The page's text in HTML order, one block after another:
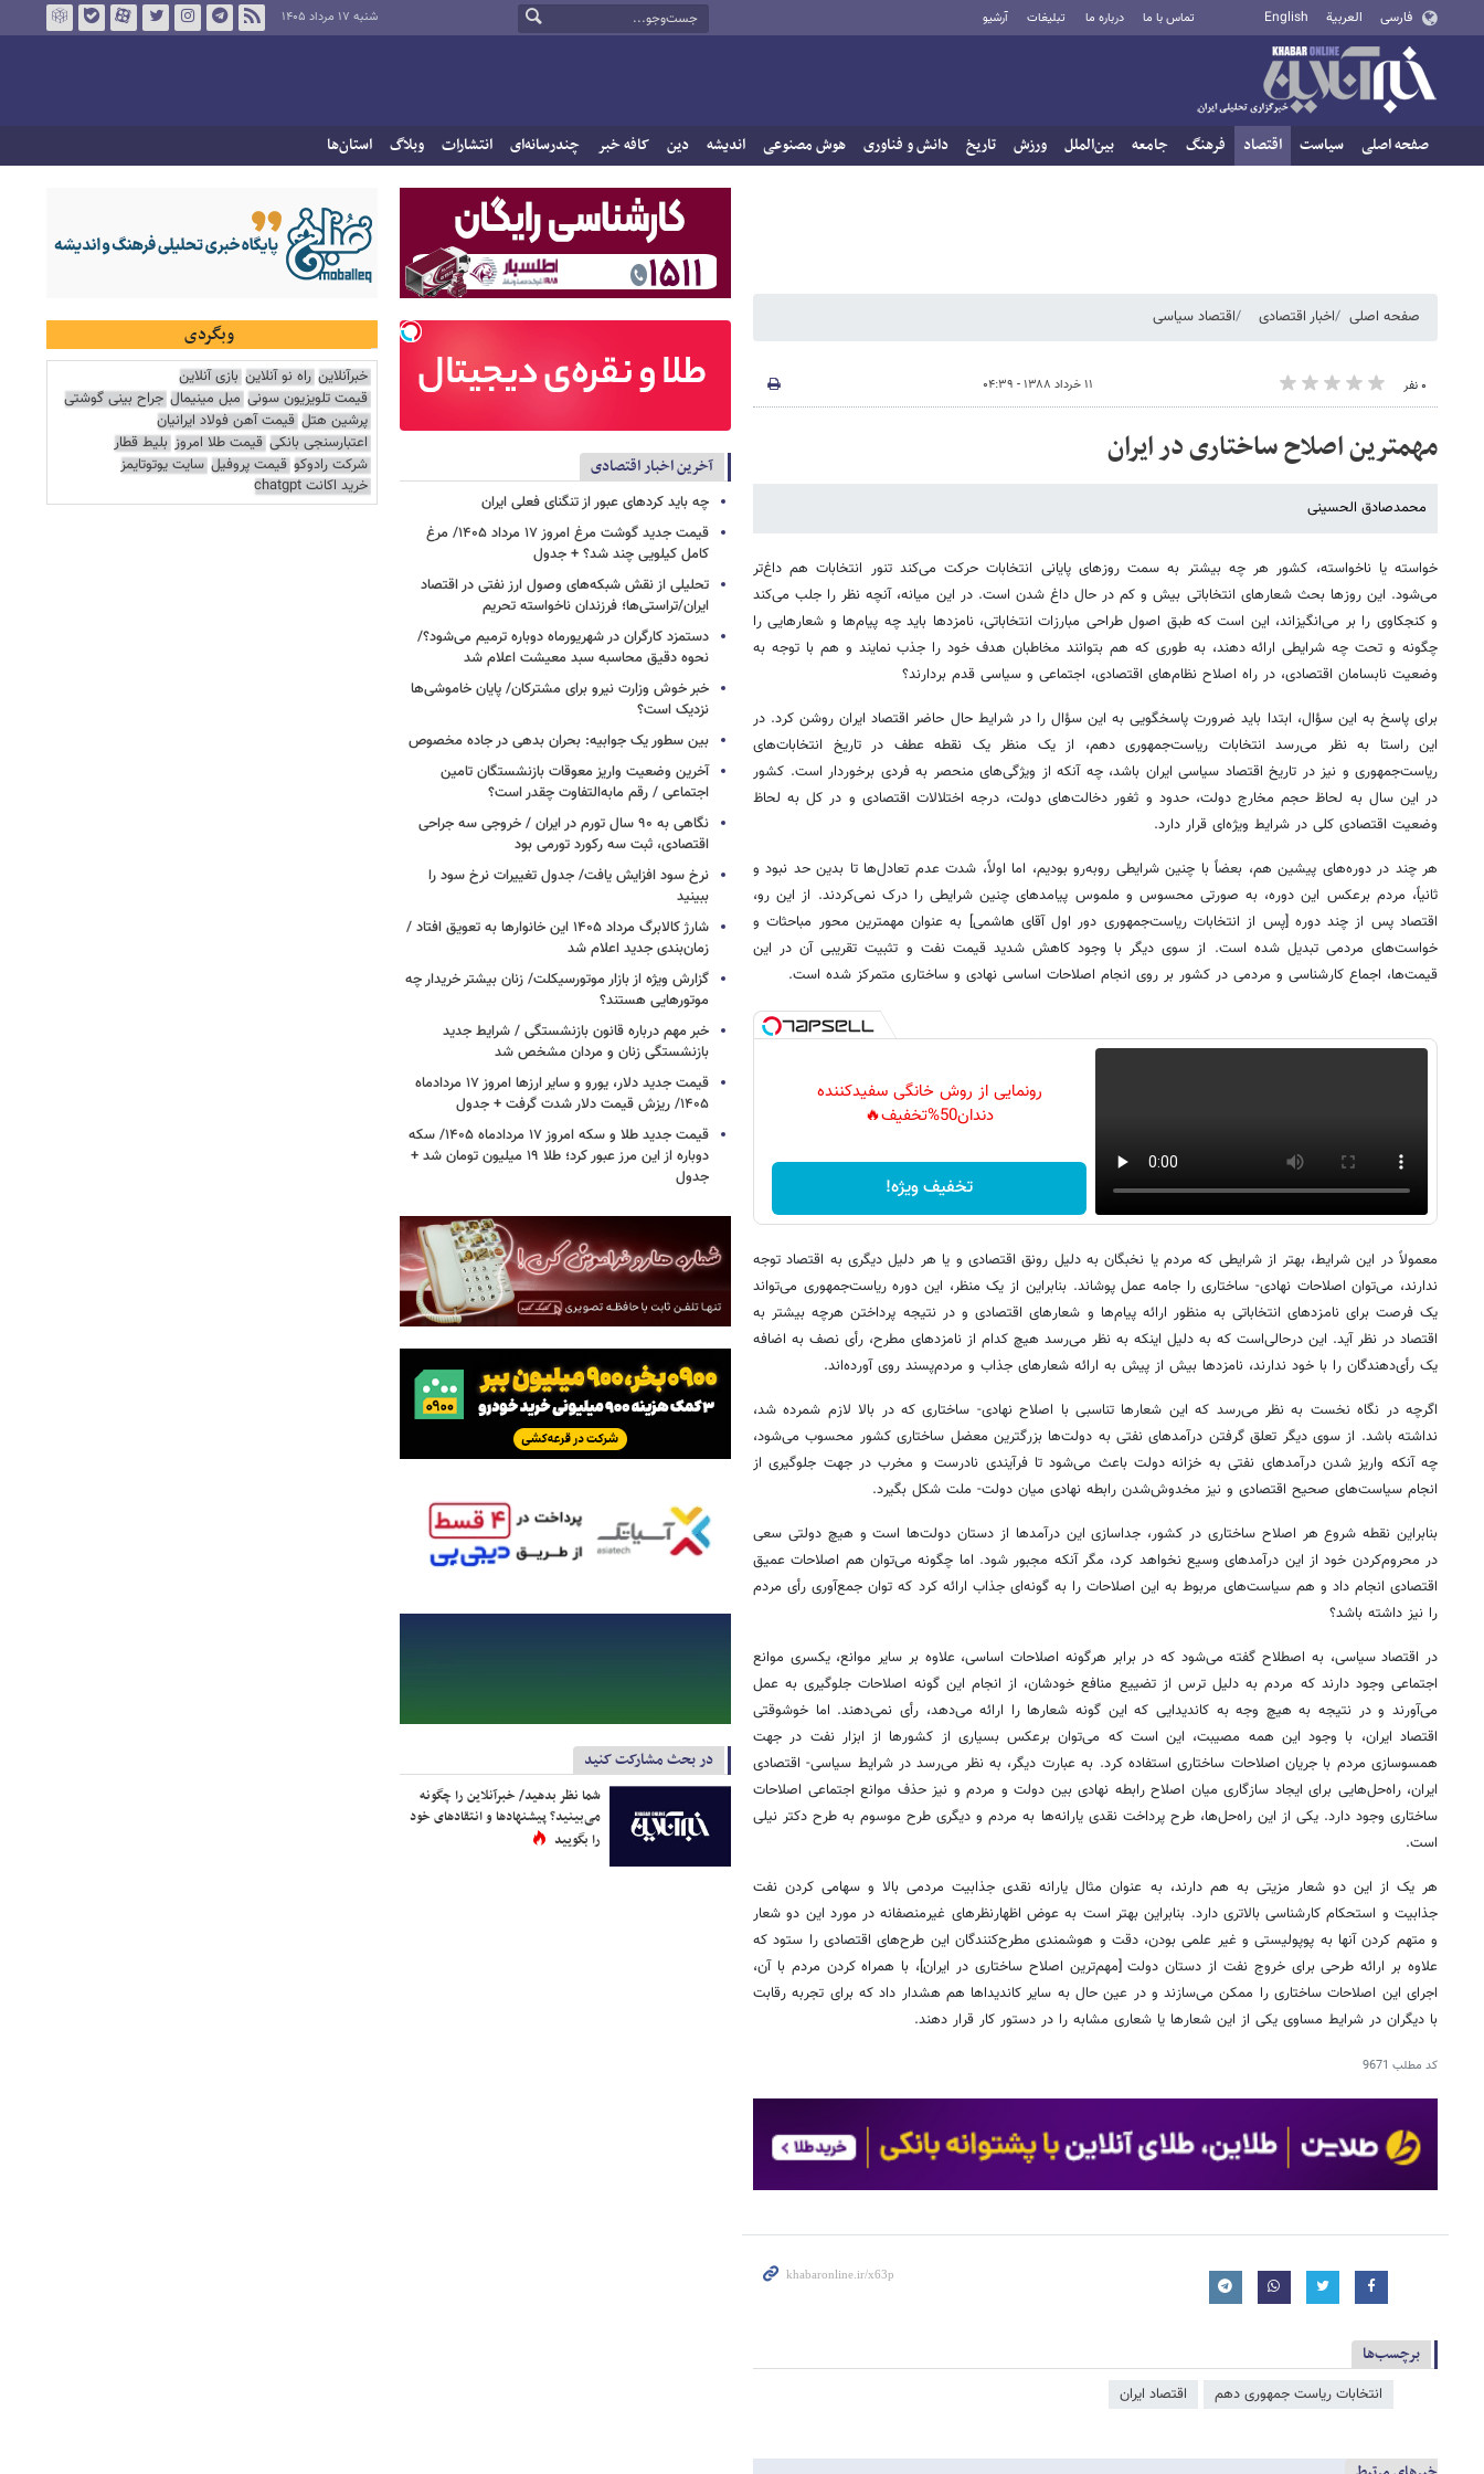
فارسی العربية English تماس با ما درباره ما تبلیغات آرشیو شنبه ۱۷ مرداد ۱۴۰۵
صفحه اصلی سیاست اقتصاد فرهنگ جامعه بین‌الملل ورزش تاریخ دانش و فناوری هوش مصنوعی اندیشه دین کافه خبر چندرسانه‌ای انتشارات وبلاگ استان‌ها
صفحه اصلی اخبار اقتصادی اقتصاد سیاسی
۰ نفر ۱۱ خرداد ۱۳۸۸ - ۰۴:۳۹
مهمترین اصلاح ساختاری در ایران
محمدصادق الحسینی
خواسته یا ناخواسته، کشور هر چه بیشتر به سمت روزهای پایانی انتخابات حرکت می‌کند تنور انتخابات هم داغ‌تر
می‌شود. این روزها بحث شعارهای انتخاباتی بیش و کم در حال داغ شدن است. در این میانه، آنچه نظر را جلب می‌کند
و کنجکاوی را بر می‌‌‌انگیزاند، این است که طبق اصول طراحی مبارزات انتخاباتی، نامزدها باید چه پیام‌‌ها و شعارهایی را
چگونه و تحت چه شرایطی ارائه دهند، به طوری که هم بتوانند مخاطبان هدف خود را جذب نمایند و هم با توجه به
وضعیت نابسامان اقتصادی، در راه اصلاح نظام‌‌های اقتصادی، اجتماعی و سیاسی قدم بردارند؟
برای پاسخ به این سؤال، ابتدا باید ضرورت پاسخگویی به این سؤال را در شرایط حال حاضر اقتصاد ایران روشن کرد. در
این راستا به نظر می‌‌‌رسد انتخابات ریاست‌‌جمهوری دهم، از یک منظر یک نقطه عطف در تاریخ انتخابات‌‌های
ریاست‌‌جمهوری و نیز در تاریخ اقتصاد سیاسی ایران باشد، چه آنکه از ویژگی‌های منحصر به فردی برخوردار است. کشور
در این سال به لحاظ حجم مخارج دولت، حدود و ثغور دخالت‌‌های دولت، درجه اختلالات اقتصادی و در کل به لحاظ
وضعیت اقتصادی کلی در شرایط ویژه‌ای قرار دارد.
هر چند در دوره‌‌های پیشین هم، بعضاً با چنین شرایطی روبه‌رو بودیم، اما اولاً، شدت عدم تعادل‌ها تا بدین حد نبود و
ثانیاً، مردم برعکس این دوره، به صورتی محسوس و ملموس پیامدهای چنین شرایطی را درک نمی‌‌‌کردند. از این رو،
اقتصاد پس از چند دوره [پس از انتخابات ریاست‌‌جمهوری دور اول آقای هاشمی] به عنوان مهمترین محور مباحثات و
خواست‌‌های مردمی ‌‌‌تبدیل شده است. از سوی دیگر با وجود کاهش شدید قیمت نفت و تثبیت تقریبی آن در این
قیمت‌‌ها، اجماع کارشناسی و مردمی ‌‌‌در کشور بر روی انجام اصلاحات اساسی نهادی و ساختاری متمرکز شده است.
رونمایی از روش خانگی سفیدکننده
دندان50%تخفیف🔥
تخفیف ویژه!
معمولاً در این شرایط، بهتر از شرایطی که مردم یا نخبگان به دلیل رونق اقتصادی و یا هر دلیل دیگری به اقتصاد توجه
ندارند، می‌‌‌توان اصلاحات نهادی- ساختاری را جامه عمل پوشاند. بنابراین از یک منظر، این دوره ریاست‌‌جمهوری می‌‌‌تواند
یک فرصت برای نامزدهای انتخاباتی به منظور ارائه پیام‌‌ها و شعارهای اقتصادی و در نتیجه پرداختن هرچه بیشتر به
اقتصاد در نظر آید. این درحالی‌است که به دلیل اینکه به نظر می‌‌‌رسد هیچ کدام از نامزدهای مطرح، رأی نصف به اضافه
یک رأی‌دهندگان را با خود ندارند، نامزدها بیش از پیش به ارائه شعارهای جذاب و مردم‌پسند روی آورده‌اند.
اگرچه در نگاه نخست به نظر می‌‌‌رسد که این شعارها تناسبی با اصلاح نهادی- ساختاری که در بالا لازم شمرده شد،
نداشته باشد. از سوی دیگر تعلق گرفتن درآمدهای نفتی به دولت‌‌ها بزرگترین معضل ساختاری کشور محسوب می‌شود،
چه آنکه واریز شدن درآمدهای نفتی به خزانه دولت باعث می‌شود تا فرآیندی نادرست و مخرب در جهت جلوگیری از
انجام سیاست‌‌های صحیح اقتصادی و نیز مخدوش‌شدن رابطه نهادی میان دولت- ملت شکل بگیرد.
بنابراین نقطه شروع هر اصلاح ساختاری در کشور، جداسازی این درآمدها از دستان دولت‌ها است و هیچ دولتی سعی
در محروم‌کردن خود از این درآمدهای وسیع نخواهد کرد، مگر آنکه مجبور شود. اما چگونه می‌‌‌توان هم اصلاحات عمیق
اقتصادی انجام داد و هم سیاست‌‌های مربوط به این اصلاحات را به گونه‌ای جذاب ارائه کرد که توان جمع‌آوری رأی مردم
را نیز داشته باشد؟
در اقتصاد سیاسی، به اصطلاح گفته می‌شود که در برابر هرگونه اصلاحات اساسی، علاوه بر سایر موانع، یکسری موانع
اجتماعی وجود دارند که مردم به دلیل ترس از تضییع منافع خودشان، از انجام این گونه اصلاحات جلوگیری به عمل
می‌‌‌آورند و در نتیجه به هیچ وجه به کاندیدایی که این گونه شعارها را ارائه می‌‌‌دهد، رأی نمی‌‌‌دهند. اما خوشوقتی
اقتصاد ایران، با وجود این همه مصیبت، این است که می‌‌‌توان برعکس بسیاری از کشورها از ابزار نفت در جهت
همسوسازی مردم با جریان اصلاحات ساختاری استفاده کرد. به عبارت دیگر، به نظر می‌‌‌رسد در شرایط سیاسی- اقتصادی
ایران، راه‌حل‌‌هایی برای ایجاد سازگاری میان اصلاح رابطه نهادی بین دولت و مردم و نیز حذف موانع اجتماعی اصلاحات
ساختاری وجود دارد. یکی از این راه‌حل‌‌ها، طرح پرداخت نقدی یارانه‌‌ها به مردم و دیگری طرح موسوم به طرح دکتر نیلی
است.
هر یک از این دو شعار مزیتی به هم دارند، به عنوان مثال یارانه نقدی جذابیت مردمی بالا و سهامی کردن نفت
جذابیت و استحکام کارشناسی بالاتری دارد. بنابراین بهتر است به عوض اظهارنظرهای غیرمنصفانه در مورد این دو شعار
و متهم کردن آنها به پوپولیستی و غیر علمی‌ ‌‌بودن، دقت و هوشمندی مطرح‌کنندگان این طرح‌‌های اقتصادی را ستود که
علاوه بر ارائه طرحی برای خروج نفت از دستان دولت [مهم‌ترین اصلاح ساختاری در ایران]، با همراه کردن مردم با آن،
اجرای این اصلاحات ساختاری را ممکن می‌سازند و در عین حال به سایر کاندیداها هم هشدار داد که برای تجربه رقابت
با دیگران در شرایط مساوی یکی از این شعارها یا شعاری مشابه را در دستور کار قرار دهند.
کد مطلب 9671
برچسب‌ها
انتخابات ریاست جمهوری دهم اقتصاد ایران
آخرین اخبار اقتصادی
چه باید کردهای عبور از تنگنای فعلی ایران
قیمت جدید گوشت مرغ امروز ۱۷ مرداد ۱۴۰۵/ مرغ
کامل کیلویی چند شد؟ + جدول
تحلیلی از نقش شبکه‌های وصول ارز نفتی در اقتصاد
ایران/تراستی‌ها؛ فرزندان ناخواسته تحریم
دستمزد کارگران در شهریورماه دوباره ترمیم می‌شود؟/
نحوه دقیق محاسبه سبد معیشت اعلام شد
خبر خوش وزارت نیرو برای مشترکان/ پایان خاموشی‌ها
نزدیک است؟
بین سطور یک جوابیه: بحران بدهی در جاده مخصوص
آخرین وضعیت واریز معوقات بازنشستگان تامین
اجتماعی / رقم مابه‌التفاوت چقدر است؟
نگاهی به ۹۰ سال تورم در ایران / خروجی سه جراحی
اقتصادی، ثبت سه رکورد تورمی بود
نرخ سود افزایش یافت/ جدول تغییرات نرخ سود را
ببینید
شارژ کالابرگ مرداد ۱۴۰۵ این خانوارها به تعویق افتاد /
زمان‌بندی جدید اعلام شد
گزارش ویژه از بازار موتورسیکلت/ زنان بیشتر خریدار چه
موتورهایی هستند؟
خبر مهم درباره قانون بازنشستگی / شرایط جدید
بازنشستگی زنان و مردان مشخص شد
قیمت جدید دلار، یورو و سایر ارزها امروز ۱۷ مردادماه
۱۴۰۵/ ریزش قیمت دلار شدت گرفت + جدول
قیمت جدید طلا و سکه امروز ۱۷ مردادماه ۱۴۰۵/ سکه
دوباره از این مرز عبور کرد؛ طلا ۱۹ میلیون تومان شد +
جدول
در بحث مشارکت کنید
شما نظر بدهید/ خبرآنلاین را چگونه
می‌بینید؟ پیشنهادها و انتقادهای خود
را بگویید
وبگردی
خبرآنلاین راه نو آنلاین بازی آنلاین
قیمت تلویزیون سونی مبل مینیمال جراح بینی گوشتی
پرشین هتل قیمت آهن فولاد ایرانیان
اعتبارسنجی بانکی قیمت طلا امروز بلیط قطار
شرکت رادوکو قیمت پروفیل سایت یوتوتایمز
خرید اکانت chatgpt